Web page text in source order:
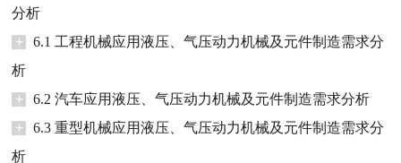
分析
+
6.1 工程机械应用液压、气压动力机械及元件制造需求分
析
+
6.2 汽车应用液压、气压动力机械及元件制造需求分析
+
6.3 重型机械应用液压、气压动力机械及元件制造需求分
析